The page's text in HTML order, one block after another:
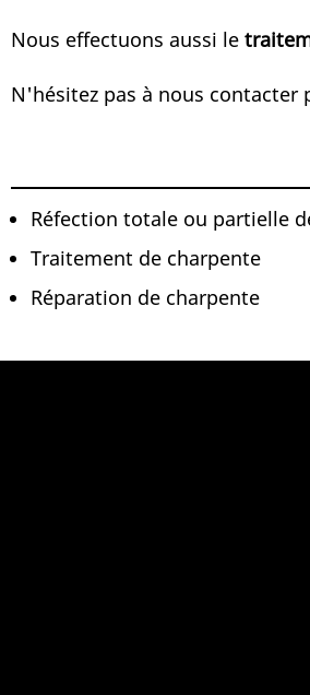
Nous effectuons aussi le
N'hésitez pas à nous contacter
Réfection totale ou partielle
Traitement de charpente
Réparation de charpente